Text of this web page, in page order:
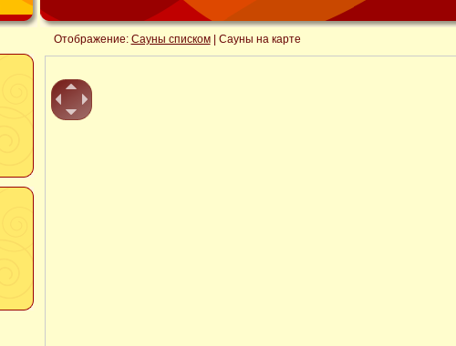
Отображение: Сауны списком| Сауны на карте